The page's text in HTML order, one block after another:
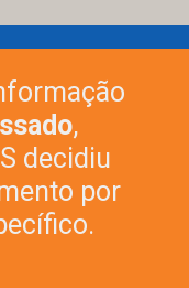
,
decidiu
por